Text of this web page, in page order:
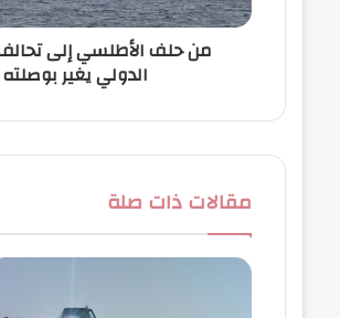
و
من حلف الأطلسي إلى تحالف
الدولي يغير
مقالات ذات صلة